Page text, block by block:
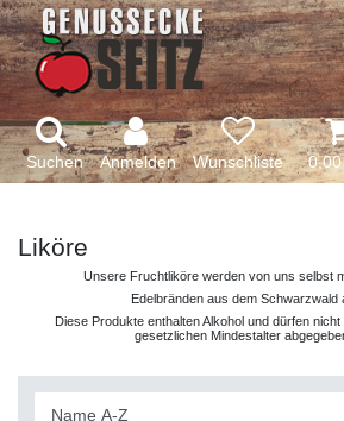
Suchen Anmelden
Liköre
Unsere Fruchtliköre werden von uns selbst
Edelbränden aus dem Schwarzwald
Diese Produkte enthalten Alkohol und dürfen
gesetzlichen Mindestalter